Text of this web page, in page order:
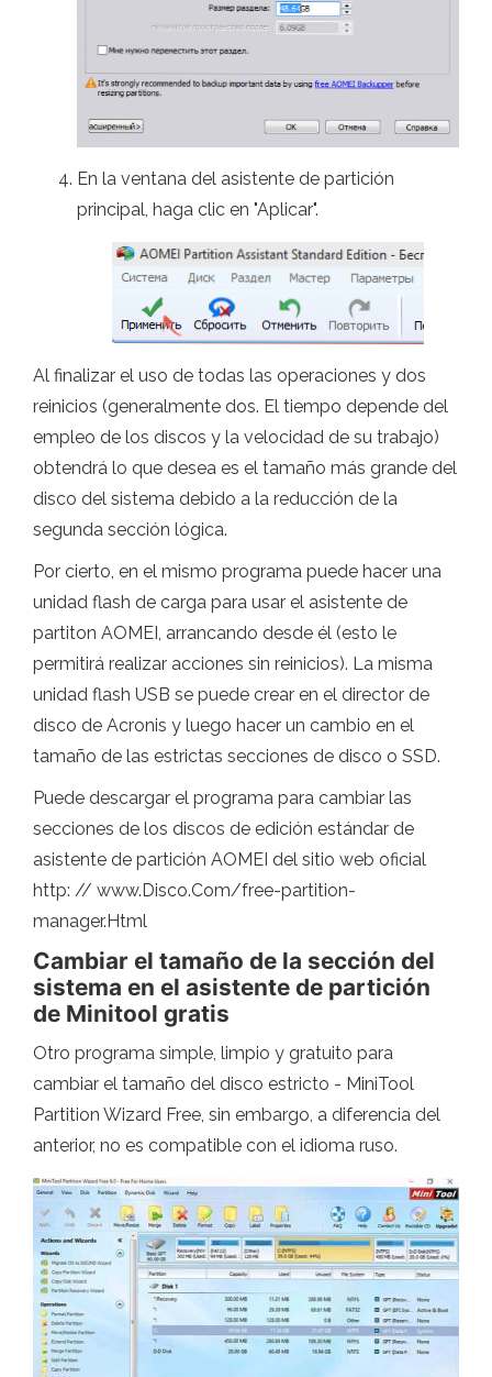
En la ventana del asistente de partición
principal, haga clic en "Aplicar".
Al finalizar el uso de todas las operaciones y dos
reinicios (generalmente dos. El tiempo depende del
empleo de los discos y la velocidad de su trabajo)
obtendrá lo que desea es el tamaño más grande del
disco del sistema debido a la reducción de la
segunda sección lógica.
Por cierto, en el mismo programa puede hacer una
unidad flash de carga para usar el asistente de
partiton AOMEI, arrancando desde él (esto le
permitirá realizar acciones sin reinicios). La misma
unidad flash USB se puede crear en el director de
disco de Acronis y luego hacer un cambio en el
tamaño de las estrictas secciones de disco o SSD.
Puede descargar el programa para cambiar las
secciones de los discos de edición estándar de
asistente de partición AOMEI del sitio web oficial
http: // www.Disco.Com/free-partition-
manager.Html
Cambiar el tamaño de la sección del
sistema en el asistente de partición
de Minitool gratis
Otro programa simple, limpio y gratuito para
cambiar el tamaño del disco estricto - MiniTool
Partition Wizard Free, sin embargo, a diferencia del
anterior, no es compatible con el idioma ruso.